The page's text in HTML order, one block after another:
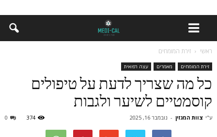
ראשי זירת המומחים
זירת המומחים מאמרים עצה רפואית
כל מה שצריך לדעת על טיפולים
קוסמטיים לשיער ולגבות
ע"י צוות המגזין - נובמבר 16, 2025 0 374